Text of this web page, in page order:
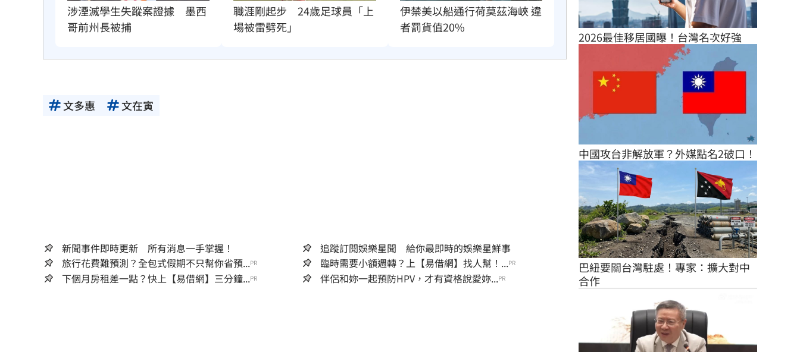
涉湮滅學生失蹤案證據　墨西
哥前州長被捕
職涯剛起步　24歲足球員「上
場被雷劈死」
伊禁美以船通行荷莫茲海峽 違
者罰貨值20%
文多惠 文在寅
新聞事件即時更新 所有消息一手掌握！
追蹤訂閱娛樂星聞 給你最即時的娛樂星鮮事
旅行花費難預測？全包式假期不只幫你省預...PR 臨時需要小額週轉？上【易借網】找人幫！...PR
下個月房租差一點？快上【易借網】三分鐘...PR 伴侶和妳一起預防HPV，才有資格說愛妳...PR
2026最佳移居國曝！台灣名次好強
中國攻台非解放軍？外媒點名2破口！
巴紐要關台灣駐處！專家：擴大對中
合作